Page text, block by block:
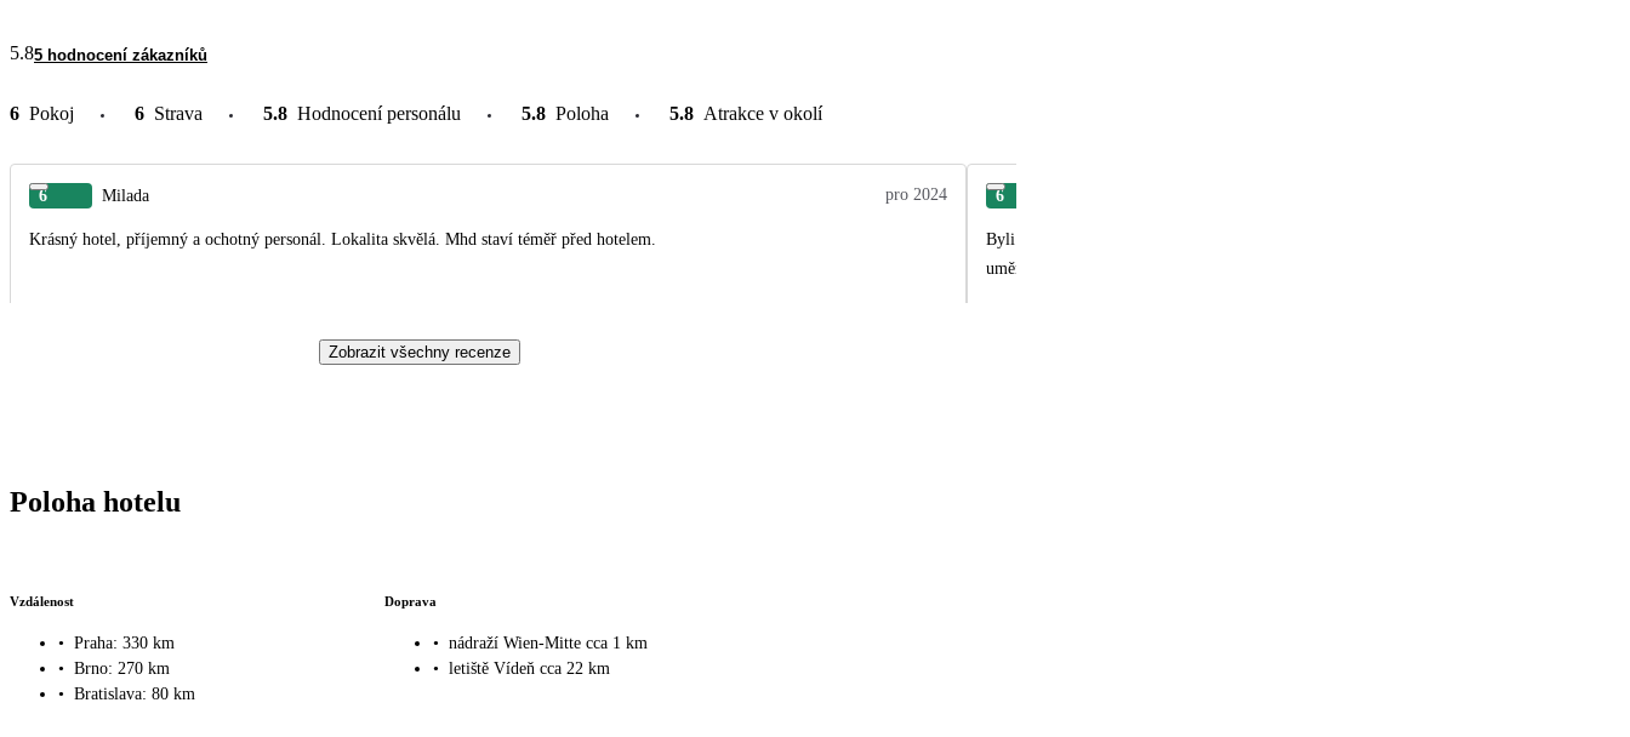
5.85 hodnocení zákazníků
6 Pokoj 6 Strava 5.8 Hodnocení personálu 5.8 Poloha 5.8 Atrakce v okolí
6 Milada pro 2024
Krásný hotel, příjemný a ochotný personál. Lokalita skvělá. Mhd staví téměř před hotelem.
6
Byli jsme nadmíru spokojeni, hotel je cca 5 minut od Wien-Hauptbahnhof, kam jezdí
umění to bylo 10-15 minut pěšky a tramvaje v blízkosti hotelu jezdí každou chvíli do centra
Zobrazit všechny recenze
Poloha hotelu
Vzdálenost
• Praha: 330 km
• Brno: 270 km
• Bratislava: 80 km
Doprava
• nádraží Wien-Mitte cca 1 km
• letiště Vídeň cca 22 km